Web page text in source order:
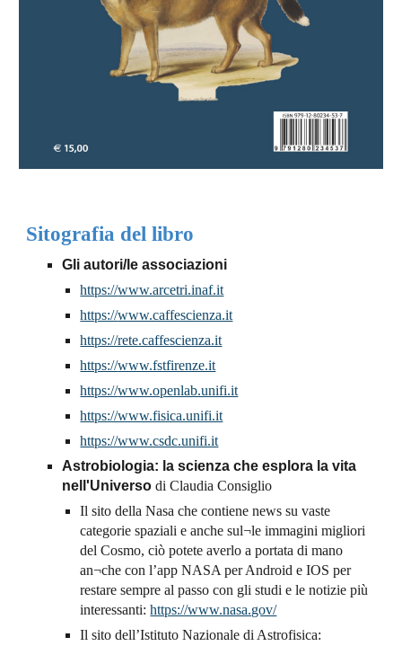
Sitografia del libro
Gli autori/le associazioni
https://www.arcetri.inaf.it
https://www.caffescienza.it
https://rete.caffescienza.it
https://www.fstfirenze.it
https://www.openlab.unifi.it
https://www.fisica.unifi.it
https://www.csdc.unifi.it
Astrobiologia: la scienza che esplora la vita
nell'Universo di Claudia Consiglio
Il sito della Nasa che contiene news su vaste
categorie spaziali e anche sul¬le immagini migliori
del Cosmo, ciò potete averlo a portata di mano
an¬che con l’app NASA per Android e IOS per
restare sempre al passo con gli studi e le notizie più
interessanti:https://www.nasa.gov/
Il sito dell’Istituto Nazionale di Astrofisica: